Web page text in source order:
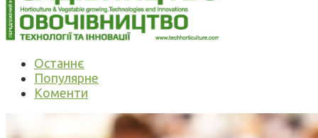
Останнє
Популярне
Коменти